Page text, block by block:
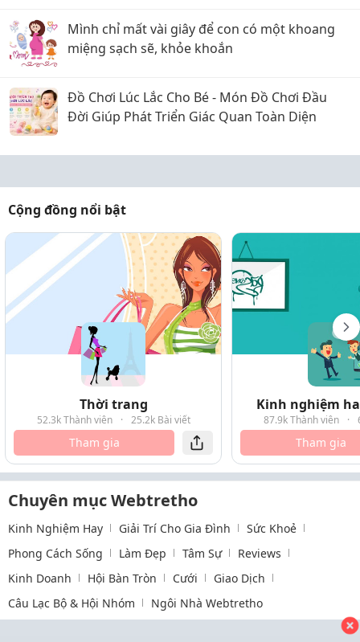
Mình chỉ mất vài giây để con có một khoang
miệng sạch sẽ, khỏe khoắn
Đồ Chơi Lúc Lắc Cho Bé - Món Đồ Chơi Đầu
Đời Giúp Phát Triển Giác Quan Toàn Diện
Cộng đồng nổi bật
Thời trang
52.3k Thành viên · 25.2k Bài viết
Tham gia
Kinh nghiệm
87.9k Thành viên ·
Tham gia
Chuyên mục Webtretho
Kinh Nghiệm Hay Giải Trí Cho Gia Đình
Sức Khoẻ
Phong Cách Sống
Làm Đẹp Tâm Sự
Reviews
Kinh Doanh
Hội Bàn Tròn Cưới
Giao Dịch
Câu Lạc Bộ & Hội Nhóm
Ngôi Nhà Webtretho